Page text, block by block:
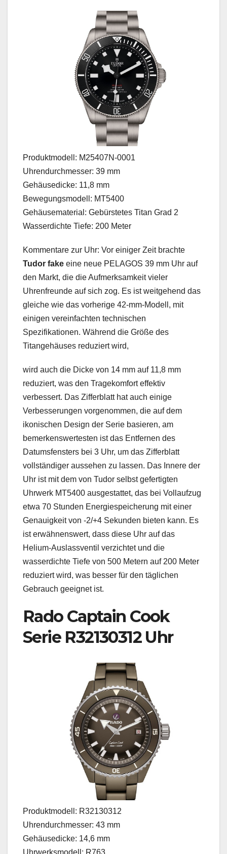
Produktmodell: M25407N-0001
Uhrendurchmesser: 39 mm
Gehäusedicke: 11,8 mm
Bewegungsmodell: MT5400
Gehäusematerial: Gebürstetes Titan Grad 2
Wasserdichte Tiefe: 200 Meter
Kommentare zur Uhr: Vor einiger Zeit brachte
Tudor fake eine neue PELAGOS 39 mm Uhr auf
den Markt, die die Aufmerksamkeit vieler
Uhrenfreunde auf sich zog. Es ist weitgehend das
gleiche wie das vorherige 42-mm-Modell, mit
einigen vereinfachten technischen
Spezifikationen. Während die Größe des
Titangehäuses reduziert wird,
wird auch die Dicke von 14 mm auf 11,8 mm
reduziert, was den Tragekomfort effektiv
verbessert. Das Zifferblatt hat auch einige
Verbesserungen vorgenommen, die auf dem
ikonischen Design der Serie basieren, am
bemerkenswertesten ist das Entfernen des
Datumsfensters bei 3 Uhr, um das Zifferblatt
vollständiger aussehen zu lassen. Das Innere der
Uhr ist mit dem von Tudor selbst gefertigten
Uhrwerk MT5400 ausgestattet, das bei Vollaufzug
etwa 70 Stunden Energiespeicherung mit einer
Genauigkeit von -2/+4 Sekunden bieten kann. Es
ist erwähnenswert, dass diese Uhr auf das
Helium-Auslassventil verzichtet und die
wasserdichte Tiefe von 500 Metern auf 200 Meter
reduziert wird, was besser für den täglichen
Gebrauch geeignet ist.
Rado Captain Cook
Serie R32130312 Uhr
Produktmodell: R32130312
Uhrendurchmesser: 43 mm
Gehäusedicke: 14,6 mm